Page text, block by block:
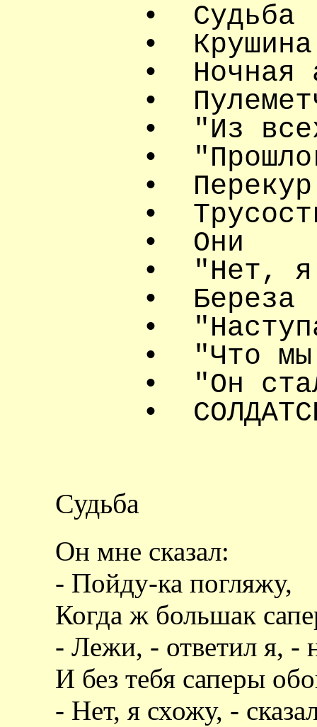
• Судьба
• Крушина
• Ночная
•
•
"Из
•
• Перекур
•
• Они
•
"Нет,
• Береза
•
•
"Что
•
"Он
•
Судьба
Он мне сказал:
- Пойду-ка погляжу,
Когда ж большак
- Лежи, - ответил я, -
И без тебя саперы
- Нет, я схожу, -